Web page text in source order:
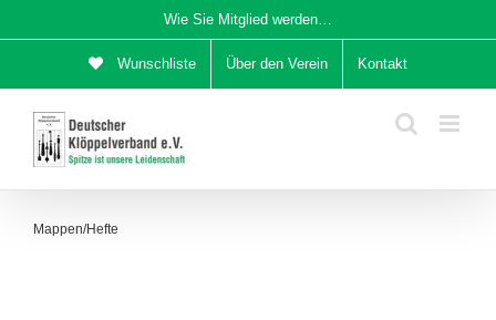
Inhalt
Wie Sie Mitglied werden…
Wunschliste Über den Verein Kontakt
Mappen/Hefte